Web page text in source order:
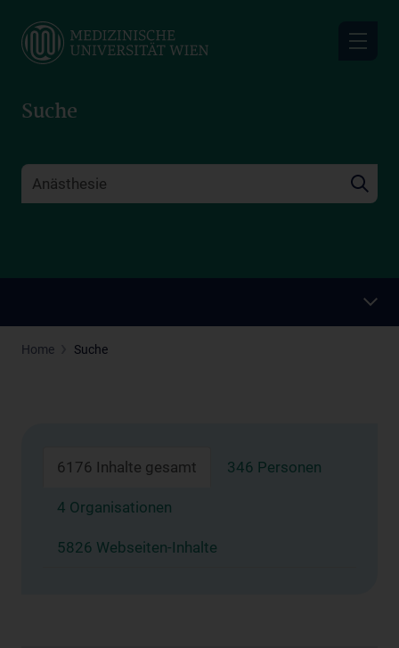
main
Suche
Home Suche
6176 Inhalte gesamt 346 Personen
4 Organisationen
5826 Webseiten-Inhalte